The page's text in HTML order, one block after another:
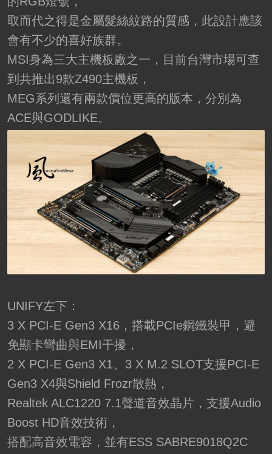
取而代之得是金屬髮絲紋路的質感，此設計應該
會有不少的喜好族群。
MSI身為三大主機板廠之一，目前台灣市場可查
到共推出9款Z490主機板，
MEG系列還有兩款價位更高的版本，分別為
ACE與GODLIKE。
UNIFY左下：
3 X PCI-E Gen3 X16，搭載PCIe鋼鐵裝甲，避
免顯卡彎曲與EMI干擾，
2 X PCI-E Gen3 X1、3 X M.2 SLOT支援PCI-E
Gen3 X4與Shield Frozr散熱，
Realtek ALC1220 7.1聲道音效晶片，支援Audio
Boost HD音效技術，
搭配高音效電容，並有ESS SABRE9018Q2C